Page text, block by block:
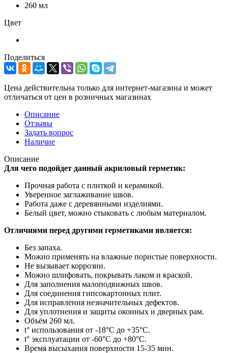
260 мл
Цвет
Поделиться
Цена действительна только для интернет-магазина и может
отличаться от цен в розничных магазинах
Описание
Отзывы
Задать вопрос
Наличие
Описание
Для чего подойдет данный акриловый герметик:
Прочная работа с плиткой и керамикой.
Уверенное заглаживание швов.
Работа даже с деревянными изделиями.
Белый цвет, можно стыковать с любым материалом.
Отличиями перед другими герметиками является:
Без запаха.
Можно применять на влажные пористые поверхности.
Не вызывает коррозии.
Можно шлифовать, покрывать лаком и краской.
Для заполнения малоподвижных швов.
Для соединения гипсокартонных плит.
Для исправления незначительных дефектов.
Для уплотнения и защиты оконных и дверных рам.
Объём 260 мл.
t° использования от -18°C до +35°C.
t° эксплуатации от -60°C до +80°C.
Время высыхания поверхности 15-35 мин.